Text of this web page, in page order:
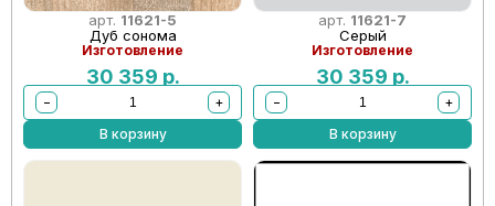
арт. 11621-5
Дуб сонома
Изготовление
30 359 р.
−
+
В корзину
арт. 11621-7
Серый
Изготовление
30 359 р.
−
+
В корзину